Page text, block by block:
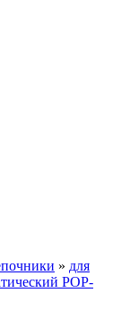
» для
POP-